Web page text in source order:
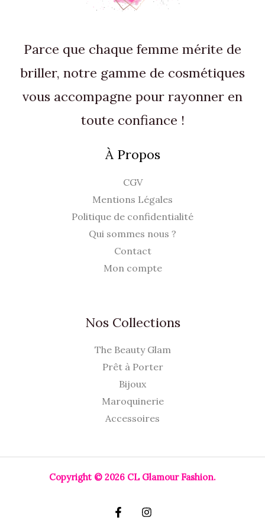
Parce que chaque femme mérite de
briller, notre gamme de cosmétiques
vous accompagne pour rayonner en
toute confiance !
À Propos
CGV
Mentions Légales
Politique de confidentialité
Qui sommes nous ?
Contact
Mon compte
Nos Collections
The Beauty Glam
Prêt à Porter
Bijoux
Maroquinerie
Accessoires
Copyright © 2026 CL Glamour Fashion.